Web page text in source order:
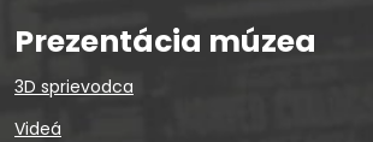
Prezentácia múzea
3D sprievodca
Videá